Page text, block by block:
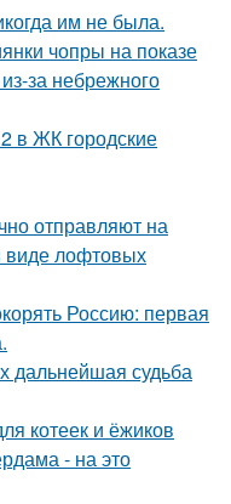
им не была.
чопры на показе
за небрежного
в ЖК городские
отправляют на
виде лофтовых
Россию: первая
дальнейшая судьба
котеек и ёжиков
- на это